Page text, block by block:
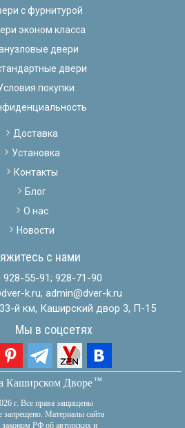
с фурнитурой
эконом класса
двери
двери
покупки
Доставка
Установка
Контакты
Блог
О нас
Новости
с нами
928-55-91; 928-71-90
k.ru, admin@dver-k.ru
й км, Каширский двор 3, П-15
Мы в соцсетях
Каширском Дворетм
г. Все права защищены
запрещено. Материалы сайта
РФ об авторских и